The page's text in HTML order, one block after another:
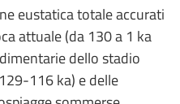
eustatica totale accurati
attuale (da 130 a 1 ka
dello stadio
116 ka) e delle